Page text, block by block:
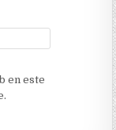
en este